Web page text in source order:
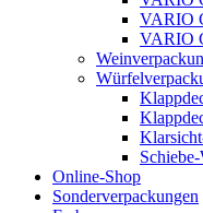
VARIO
VARIO
Online-Shop
Sonderverpackungen